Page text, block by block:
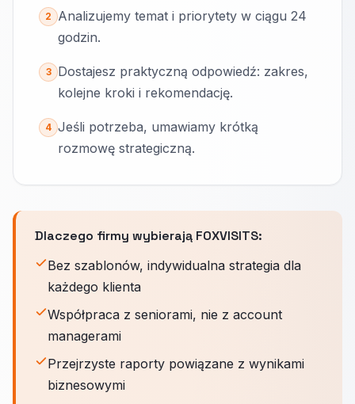
2
Analizujemy temat i priorytety w ciągu 24
godzin.
3
Dostajesz praktyczną odpowiedź: zakres,
kolejne kroki i rekomendację.
4 Jeśli potrzeba, umawiamy krótką
rozmowę strategiczną.
Dlaczego firmy wybierają FOXVISITS:
Bez szablonów, indywidualna strategia dla
każdego klienta
Współpraca z seniorami, nie z account
managerami
Przejrzyste raporty powiązane z wynikami
biznesowymi